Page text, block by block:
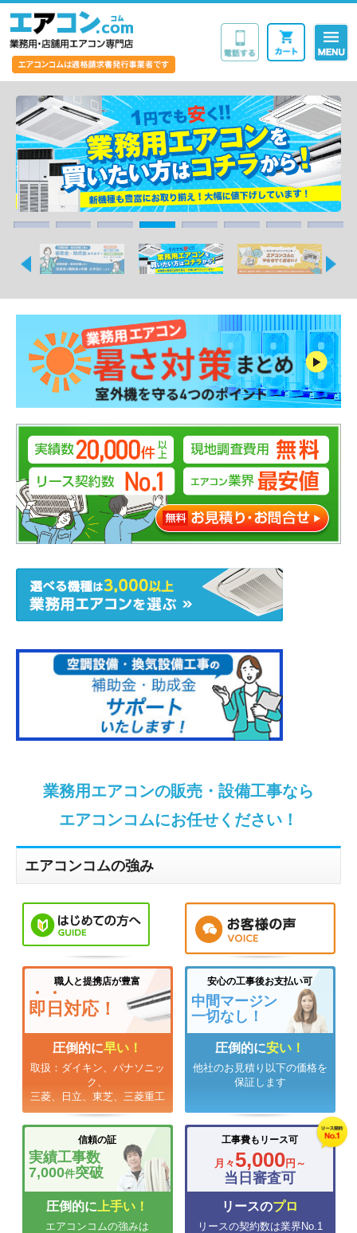
1 2 3 4 5 6 7
業務用エアコンの販売・設備工事なら
エアコンコムにお任せください！
エアコンコムの強み
職人と提携店が豊富
即 日 対応！
圧倒的に早い！
取扱：ダイキン、パナソニッ
ク、
三菱、日立、東芝、三菱重工
安心の工事後お支払い可
中間マージン
一切なし！
圧倒的に安い！
他社のお見積り以下の価格を
保証します
信頼の証
実績工事数
7,000件突破
圧倒的に 上手い！
エアコンコムの強みは
工事費もリース可
月々 5,000円～
当日審査可
リースのプロ
リースの契約数は業界No.1